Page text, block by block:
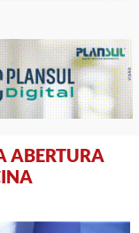
ABERTURA